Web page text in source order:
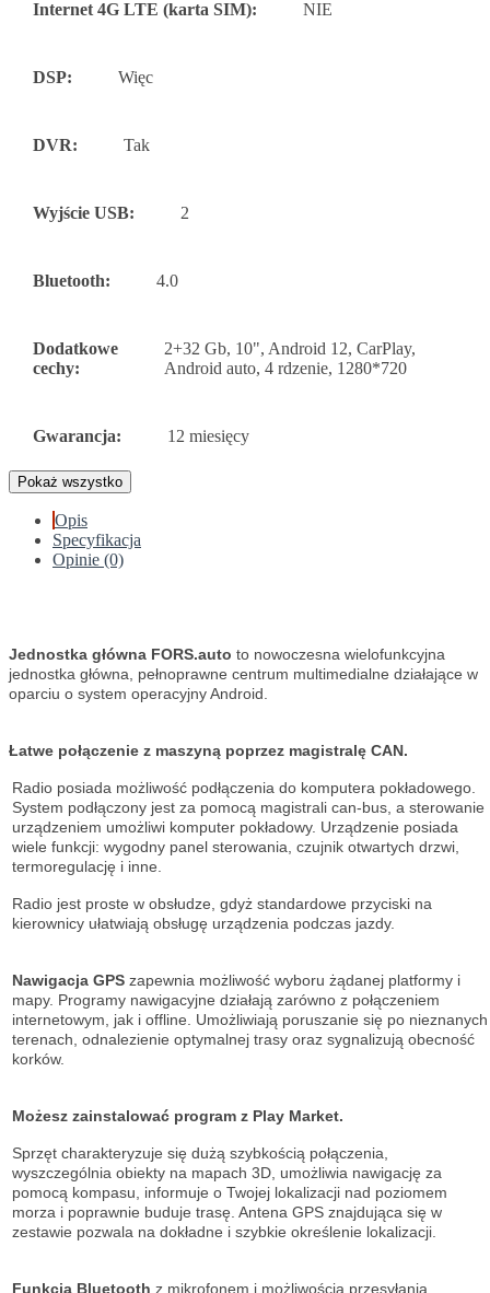
Internet 4G LTE (karta SIM): NIE
DSP: Więc
DVR: Tak
Wyjście USB: 2
Bluetooth: 4.0
Dodatkowe
cechy:
2+32 Gb, 10", Android 12, CarPlay,
Android auto, 4 rdzenie, 1280*720
Gwarancja: 12 miesięcy
Pokaż wszystko
Opis
Specyfikacja
Opinie (0)
Jednostka główna FORS.auto to nowoczesna wielofunkcyjna
jednostka główna, pełnoprawne centrum multimedialne działające w
oparciu o system operacyjny Android.
Łatwe połączenie z maszyną poprzez magistralę CAN.
Radio posiada możliwość podłączenia do komputera pokładowego.
System podłączony jest za pomocą magistrali can-bus, a sterowanie
urządzeniem umożliwi komputer pokładowy. Urządzenie posiada
wiele funkcji: wygodny panel sterowania, czujnik otwartych drzwi,
termoregulację i inne.
Radio jest proste w obsłudze, gdyż standardowe przyciski na
kierownicy ułatwiają obsługę urządzenia podczas jazdy.
Nawigacja GPS zapewnia możliwość wyboru żądanej platformy i
mapy. Programy nawigacyjne działają zarówno z połączeniem
internetowym, jak i offline. Umożliwiają poruszanie się po nieznanych
terenach, odnalezienie optymalnej trasy oraz sygnalizują obecność
korków.
Możesz zainstalować program z Play Market.
Sprzęt charakteryzuje się dużą szybkością połączenia,
wyszczególnia obiekty na mapach 3D, umożliwia nawigację za
pomocą kompasu, informuje o Twojej lokalizacji nad poziomem
morza i poprawnie buduje trasę. Antena GPS znajdująca się w
zestawie pozwala na dokładne i szybkie określenie lokalizacji.
Funkcja Bluetooth z mikrofonem i możliwością przesyłania